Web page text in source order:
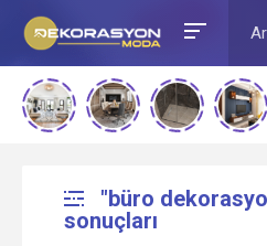
"büro
sonuçları